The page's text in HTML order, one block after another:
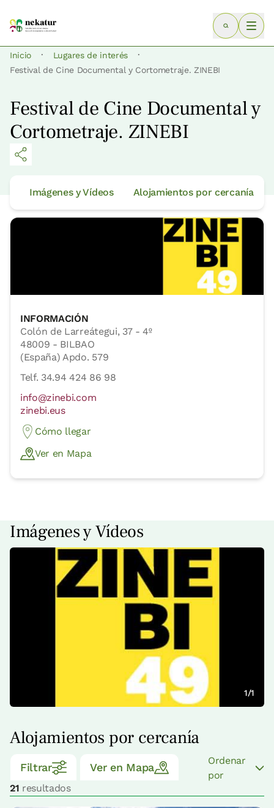
Inicio · Lugares de interés ·
Festival de Cine Documental y Cortometraje. ZINEBI
Festival de Cine Documental y
Cortometraje. ZINEBI
Imágenes y Vídeos Alojamientos por cercanía
INFORMACIÓN
Colón de Larreátegui, 37 - 4º
48009 - BILBAO
(España) Apdo. 579
Telf. 34.94 424 86 98
info@zinebi.com
zinebi.eus
Cómo llegar
Ver en Mapa
Imágenes y Vídeos
1/1
Alojamientos por cercanía
Filtrar Ver en Mapa
21 resultados
Ordenar
por